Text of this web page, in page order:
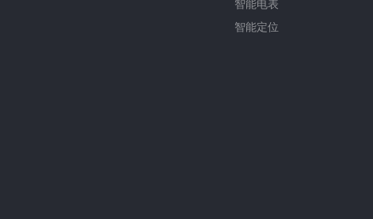
智能电表
智能定位